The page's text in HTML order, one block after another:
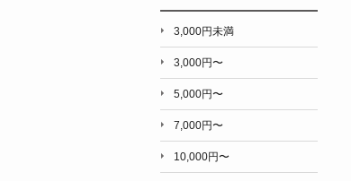
3,000円未満
3,000円〜
5,000円〜
7,000円〜
10,000円〜